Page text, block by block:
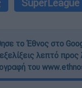
SuperLeague
το Έθνος στο
λεπτό
του